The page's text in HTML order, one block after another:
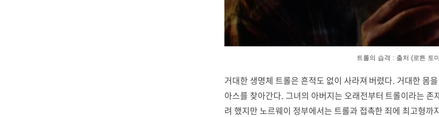
트롤의 습격 : 출처 (로튼 토
거대한 생명체 트롤은 흔적도 없이 사라져 버렸다. 거대한 몸
아스를 찾아간다. 그녀의 아버지는 오래전부터 트롤이라는 존
려 했지만 노르웨이 정부에서는 트롤과 접촉한 죄에 최고형까